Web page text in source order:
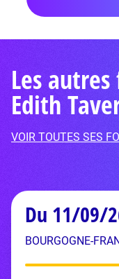
Les
Edith
VOIR TOUTES SES
Du 11/09/
BOURGOGNE-